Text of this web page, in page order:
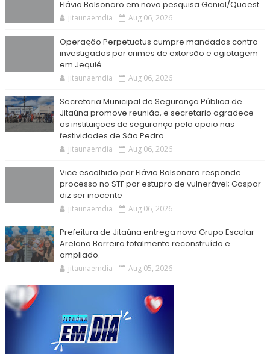
Flávio Bolsonaro em nova pesquisa Genial/Quaest
jitaunaemdia Aug 06, 2026
Operação Perpetuatus cumpre mandados contra
investigados por crimes de extorsão e agiotagem
em Jequié
jitaunaemdia Aug 06, 2026
Secretaria Municipal de Segurança Pública de
Jitaúna promove reunião, e secretario agradece
as instituições de segurança pelo apoio nas
festividades de São Pedro.
jitaunaemdia Aug 06, 2026
Vice escolhido por Flávio Bolsonaro responde
processo no STF por estupro de vulnerável; Gaspar
diz ser inocente
jitaunaemdia Aug 06, 2026
Prefeitura de Jitaúna entrega novo Grupo Escolar
Arelano Barreira totalmente reconstruído e
ampliado.
jitaunaemdia Aug 05, 2026